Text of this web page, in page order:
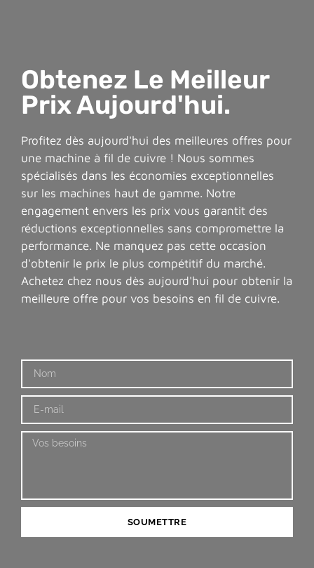
Obtenez Le Meilleur
Prix Aujourd'hui.
Profitez dès aujourd'hui des meilleures offres pour
une machine à fil de cuivre ! Nous sommes
spécialisés dans les économies exceptionnelles
sur les machines haut de gamme. Notre
engagement envers les prix vous garantit des
réductions exceptionnelles sans compromettre la
performance. Ne manquez pas cette occasion
d'obtenir le prix le plus compétitif du marché.
Achetez chez nous dès aujourd'hui pour obtenir la
meilleure offre pour vos besoins en fil de cuivre.
SOUMETTRE